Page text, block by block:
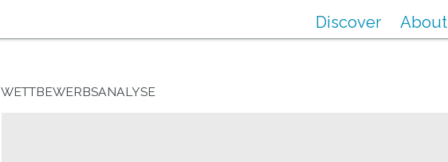
Discover About
WETTBEWERBSANALYSE